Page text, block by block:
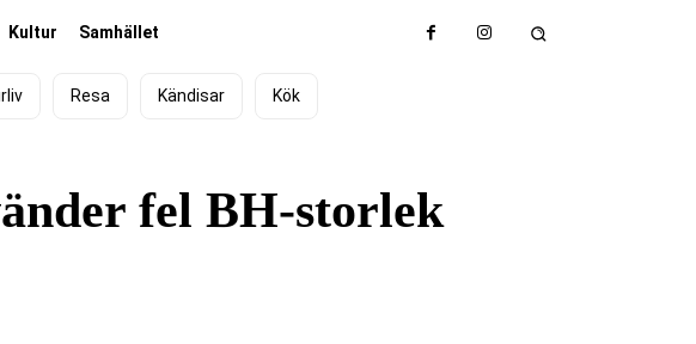
Kultur Samhället
Resa Kändisar Kök
fel BH-storlek